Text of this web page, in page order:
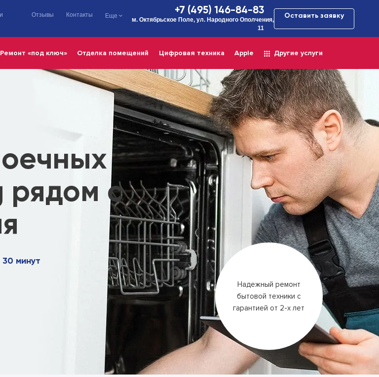
Отзывы Контакты Еще +7 (495) 146-84-83
м. Октябрьское Поле, ул. Народного Ополчения,
11
Оставить заявку
Ремонт «под ключ» Отделка помещений Цифровая техника Apple Другие услуги
рядом с
30 минут
Надежный ремонт
бытовой техники с
гарантией от 2-х лет